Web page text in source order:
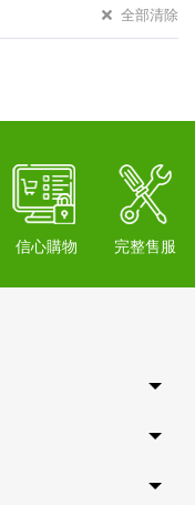
全部清除
信心購物 完整售服